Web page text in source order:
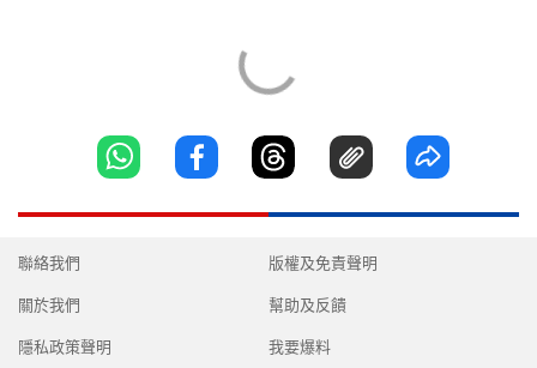
聯絡我們
關於我們
隱私政策聲明
版權及免責聲明
幫助及反饋
我要爆料